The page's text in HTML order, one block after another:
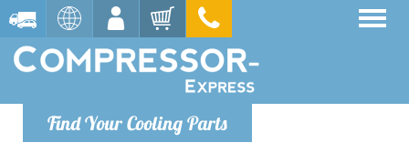
Find Your Cooling Parts